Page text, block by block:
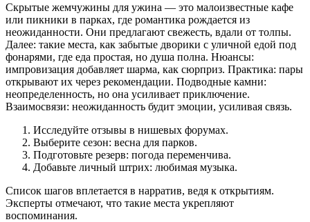
Скрытые жемчужины для ужина — это малоизвестные кафе
или пикники в парках, где романтика рождается из
неожиданности. Они предлагают свежесть, вдали от толпы.
Далее: такие места, как забытые дворики с уличной едой под
фонарями, где еда простая, но душа полна. Нюансы:
импровизация добавляет шарма, как сюрприз. Практика: пары
открывают их через рекомендации. Подводные камни:
неопределенность, но она усиливает приключение.
Взаимосвязи: неожиданность будит эмоции, усиливая связь.
Исследуйте отзывы в нишевых форумах.
Выберите сезон: весна для парков.
Подготовьте резерв: погода переменчива.
Добавьте личный штрих: любимая музыка.
Список шагов вплетается в нарратив, ведя к открытиям.
Эксперты отмечают, что такие места укрепляют
воспоминания.